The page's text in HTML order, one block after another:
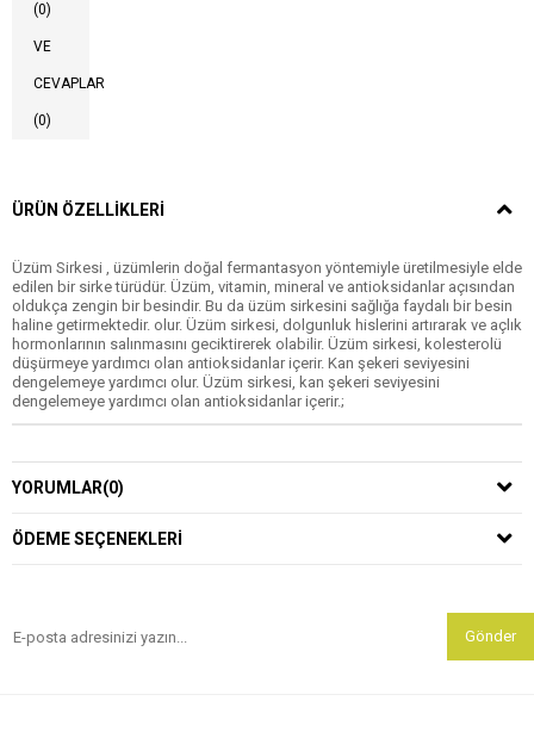
(0)
VE
CEVAPLAR
(0)
ÜRÜN ÖZELLIKLERI
Üzüm Sirkesi , üzümlerin doğal fermantasyon yöntemiyle üretilmesiyle elde
edilen bir sirke türüdür. Üzüm, vitamin, mineral ve antioksidanlar açısından
oldukça zengin bir besindir. Bu da üzüm sirkesini sağlığa faydalı bir besin
haline getirmektedir. olur. Üzüm sirkesi, dolgunluk hislerini artırarak ve açlık
hormonlarının salınmasını geciktirerek olabilir. Üzüm sirkesi, kolesterolü
düşürmeye yardımcı olan antioksidanlar içerir. Kan şekeri seviyesini
dengelemeye yardımcı olur. Üzüm sirkesi, kan şekeri seviyesini
dengelemeye yardımcı olan antioksidanlar içerir.;
YORUMLAR(0)
ÖDEME SEÇENEKLERI
Gönder